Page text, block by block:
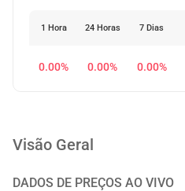
1 Hora 24 Horas 7 Dias
0.00% 0.00% 0.00%
Visão Geral
DADOS DE PREÇOS AO VIVO